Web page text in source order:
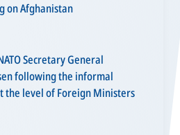
on Afghanistan
Secretary General
following the informal
the level of Foreign Ministers